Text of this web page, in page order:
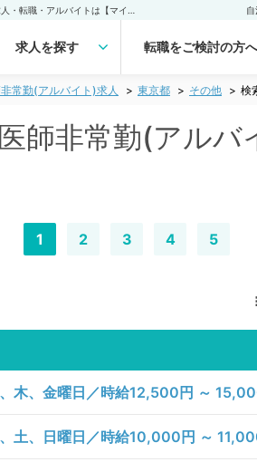
求人を探す 転職をご検討の方
常勤(アルバイト)求人 東京都 その他 検
師非常勤(アルバ
1 2 3 4 5